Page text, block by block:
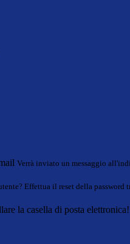
Verrà inviato un messaggio
Effettua il reset della password
la casella di posta elettronica!